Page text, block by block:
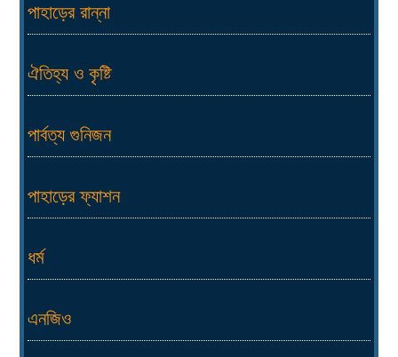
পাহাড়ের রান্না
ঐতিহ্য ও কৃষ্টি
পার্বত্য গুনিজন
পাহাড়ের ফ্যাশন
ধর্ম
এনজিও